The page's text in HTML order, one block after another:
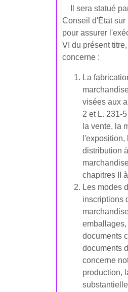
Il sera statué
Conseil d'État sur
pour assurer
VI du présent
concerne :
La
visées aux
2 et L. 231-
la vente, la
l'exposition,
distribution
chapitres II
Les modes
inscriptions
documents
documents
concerne
production,